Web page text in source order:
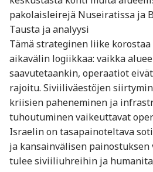
pakolaisleirejä Nuseiratissa ja
Tausta ja analyysi
Tämä strateginen liike
aikavälin logiikkaa: vaikka
saavutetaankin, operaatiot
rajoitu. Siviiliväestöjen
kriisien paheneminen ja
tuhoutuminen vaikeuttavat
Israelin on tasapainoteltava
ja kansainvälisen
tulee siviiliuhreihin ja